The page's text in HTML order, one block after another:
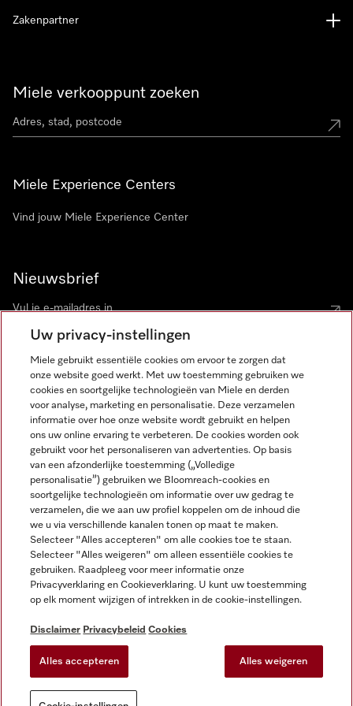
Miele verkooppunt zoeken
Miele Experience Centers
Vind jouw Miele Experience Center
Nieuwsbrief
Zakenpartner
Disclaimer
Algemene voorwaarden en informatie
Privacybeleid
Gebruiksvoorwaarden
Toegankelijkheidsverklaring
Digital Services Act
Cookie-instellingen
Miele op Instagram
Miele op Facebook
Miele op Youtube
Uw privacy-instellingen
Miele gebruikt essentiële cookies om ervoor te zorgen dat
onze website goed werkt. Met uw toestemming gebruiken we
cookies en soortgelijke technologieën van Miele en derden
voor analyse, marketing en personalisatie. Deze verzamelen
informatie over hoe onze website wordt gebruikt en helpen
ons uw online ervaring te verbeteren. De cookies worden ook
gebruikt voor het personaliseren van advertenties. Op basis
van een afzonderlijke toestemming („Volledige
personalisatie”) gebruiken we Bloomreach-cookies en
soortgelijke technologieën om informatie over uw gedrag te
verzamelen, die we aan uw profiel koppelen om de inhoud die
we u via verschillende kanalen tonen op maat te maken.
Selecteer "Alles accepteren" om alle cookies toe te staan.
Selecteer "Alles weigeren" om alleen essentiële cookies te
gebruiken. Raadpleeg voor meer informatie onze
Privacyverklaring en Cookieverklaring. U kunt uw toestemming
op elk moment wijzigen of intrekken in de cookie-instellingen.
Disclaimer Privacybeleid Cookies
Alles accepteren Alles weigeren